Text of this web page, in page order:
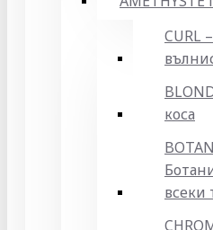
CURL
коса
всеки